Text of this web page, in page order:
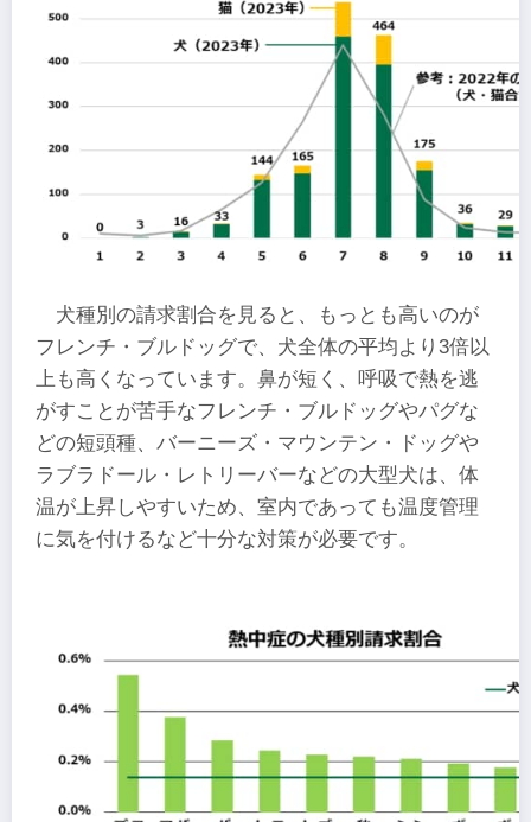
犬種別の請求割合を見ると、もっとも高いのが
フレンチ・ブルドッグで、犬全体の平均より3倍以
上も高くなっています。鼻が短く、呼吸で熱を逃
がすことが苦手なフレンチ・ブルドッグやパグな
どの短頭種、バーニーズ・マウンテン・ドッグや
ラブラドール・レトリーバーなどの大型犬は、体
温が上昇しやすいため、室内であっても温度管理
に気を付けるなど十分な対策が必要です。